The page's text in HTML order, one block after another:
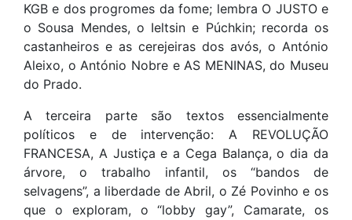
KGB e dos progromes da fome; lembra O JUSTO e
o Sousa Mendes, o Ieltsin e Púchkin; recorda os
castanheiros e as cerejeiras dos avós, o António
Aleixo, o António Nobre e AS MENINAS, do Museu
do Prado.
A terceira parte são textos essencialmente
políticos e de intervenção: A REVOLUÇÃO
FRANCESA, A Justiça e a Cega Balança, o dia da
árvore, o trabalho infantil, os “bandos de
selvagens”, a liberdade de Abril, o Zé Povinho e os
que o exploram, o “lobby gay”, Camarate, os